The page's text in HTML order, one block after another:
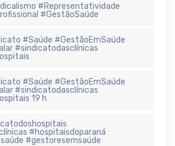
#Representatividade
#GestãoSaúde
#Saúde #GestãoEmSaúde
#sindicatodasclínicas
#Saúde #GestãoEmSaúde
#sindicatodasclínicas
19 h
#hospitaisdoparaná
#gestoresemsaúde